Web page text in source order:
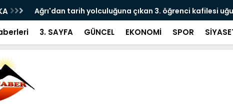
Ağrı'dan tarih yolculuğuna çıkan 3. öğrenci kafilesi
3. SAYFA GÜNCEL EKONOMİ SPOR